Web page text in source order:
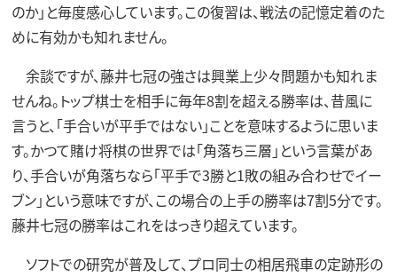
のか」と毎度感心しています。この復習は、戦法の記憶定着のた
めに有効かも知れません。
余談ですが、藤井七冠の強さは興業上少々問題かも知れま
せんね。トップ棋士を相手に毎年8割を超える勝率は、昔風に
言うと、「手合いが平手ではない」ことを意味するように思いま
す。かつて賭け将棋の世界では「角落ち三層」という言葉があ
り、手合いが角落ちなら「平手で3勝と1敗の組み合わせでイー
ブン」という意味ですが、この場合の上手の勝率は7割5分です。
藤井七冠の勝率はこれをはっきり超えています。
ソフトでの研究が普及して、プロ同士の相居飛車の定跡形の